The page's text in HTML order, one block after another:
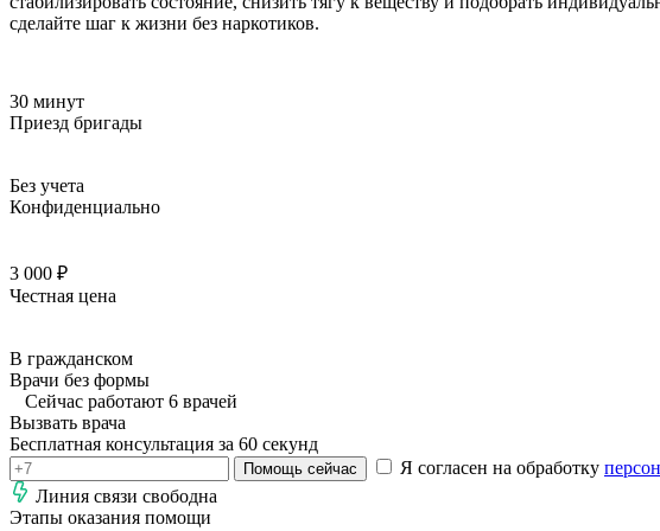
сделайте шаг к жизни без наркотиков.
30 минут
Приезд бригады
Без учета
Конфиденциально
3 000 ₽
Честная цена
В гражданском
Врачи без формы
Сейчас работают 6 врачей
Вызвать врача
Бесплатная консультация за 60 секунд
Помощь сейчас Я согласен на обработку
Линия связи свободна
Этапы оказания помощи